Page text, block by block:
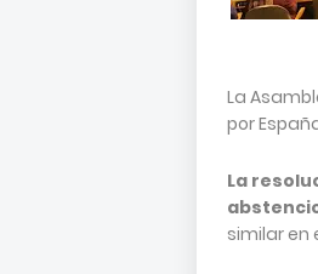
La
por
La
similar en